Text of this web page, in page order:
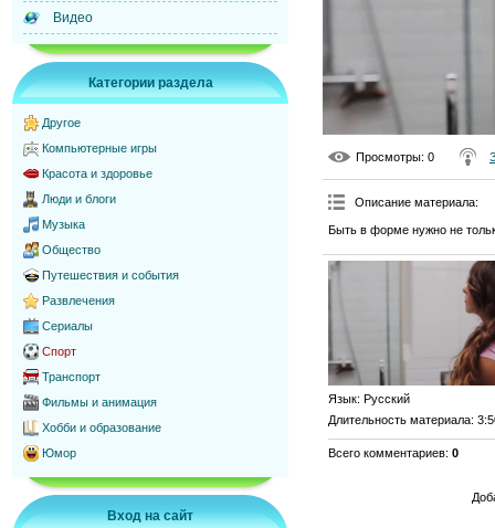
Видео
Категории раздела
Другое
Компьютерные игры
Красота и здоровье
Люди и блоги
Музыка
Общество
Путешествия и события
Развлечения
Сериалы
Спорт
Транспорт
Фильмы и анимация
Хобби и образование
Юмор
Вход на сайт
Просмотры: 0
Описание материала:
Быть в форме нужно не
Язык: Русский
Длительность материала:
Всего комментариев: 0